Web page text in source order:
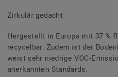
Zirkulär gedacht
Hergestellt in Europa mit 37 %
recycelbar. Zudem ist der
weist sehr niedrige VOC-
anerkannten Standards.